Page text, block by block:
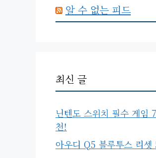
알 수 없는 피드
최신 글
닌텐도 스위치 필수 게임
천!
아우디 Q5 블루투스 리셋